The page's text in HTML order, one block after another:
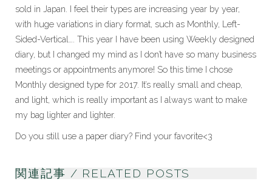
sold in Japan. I feel their types are increasing year by year,
with huge variations in diary format, such as Monthly, Left-
Sided-Vertical…. This year I have been using Weekly designed
diary, but I changed my mind as I don’t have so many business
meetings or appointments anymore! So this time I chose
Monthly designed type for 2017. It’s really small and cheap,
and light, which is really important as I always want to make
my bag lighter and lighter.
Do you still use a paper diary? Find your favorite<3
関連記事 / RELATED POSTS